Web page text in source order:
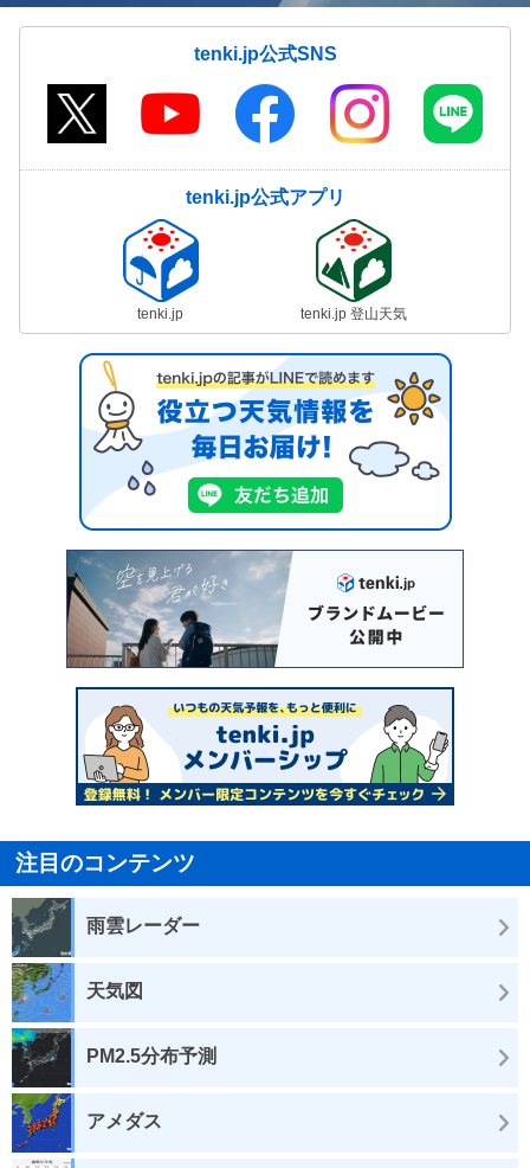
tenki.jp公式SNS
tenki.jp公式アプリ
tenki.jp tenki.jp 登山天気
注目のコンテンツ
雨雲レーダー
天気図
PM2.5分布予測
アメダス